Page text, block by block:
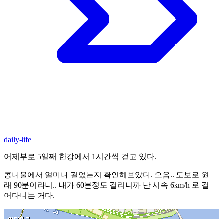
daily-life
어제부로 5일째 한강에서 1시간씩 걷고 있다.
콩나물에서 얼마나 걸었는지 확인해보았다. 으음.. 도보로 원
래 90분이라니.. 내가 60분정도 걸리니까 난 시속 6km/h 로 걸
어다니는 거다.